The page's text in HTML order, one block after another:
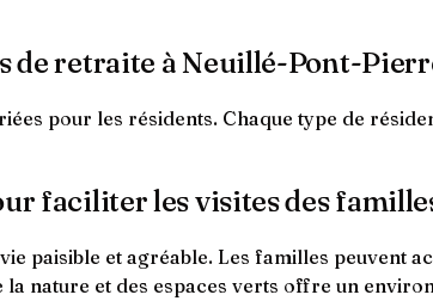
de retraite à Neuillé-Pont-
pour les résidents. Chaque type de
faciliter les visites des
paisible et agréable. Les familles peuvent
nature et des espaces verts offre un